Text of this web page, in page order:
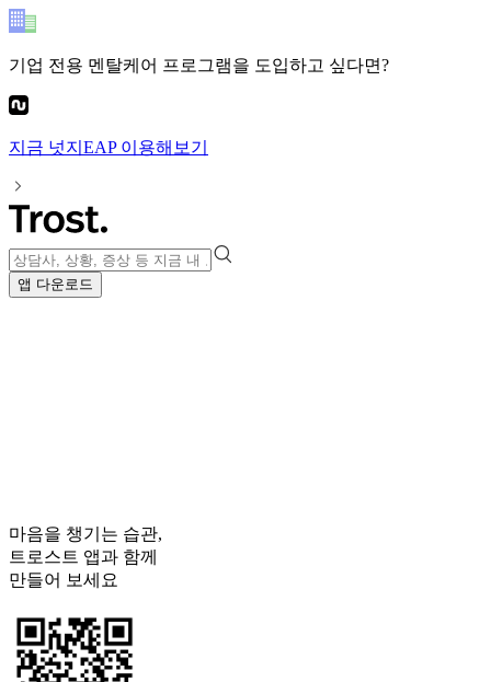
기업 전용 멘탈케어 프로그램을 도입하고 싶다면?
지금 넛지EAP이용해보기
앱 다운로드
마음을 챙기는 습관,
트로스트 앱과 함께
만들어 보세요